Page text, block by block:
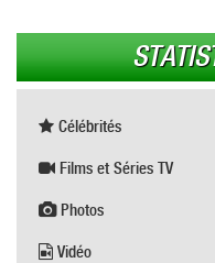
Célébrités
Films et Séries TV
Photos
Vidéo